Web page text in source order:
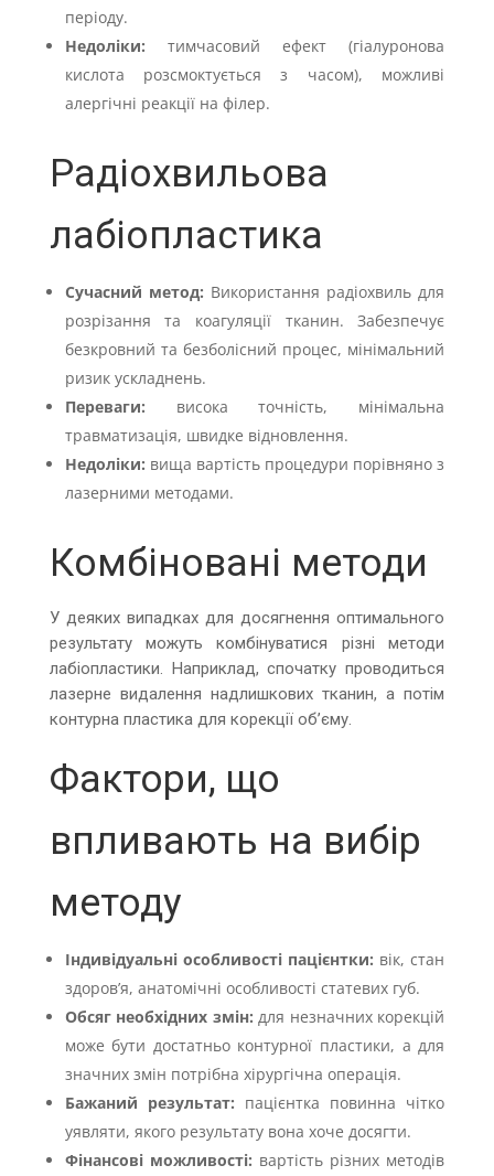
періоду.
Недоліки: тимчасовий ефект (гіалуронова
кислота розсмоктується з часом), можливі
алергічні реакції на філер.
Радіохвильова
лабіопластика
Сучасний метод: Використання радіохвиль для
розрізання та коагуляції тканин. Забезпечує
безкровний та безболісний процес, мінімальний
ризик ускладнень.
Переваги: висока точність, мінімальна
травматизація, швидке відновлення.
Недоліки: вища вартість процедури порівняно з
лазерними методами.
Комбіновані методи
У деяких випадках для досягнення оптимального
результату можуть комбінуватися різні методи
лабіопластики. Наприклад, спочатку проводиться
лазерне видалення надлишкових тканин, а потім
контурна пластика для корекції об’єму.
Фактори, що
впливають на вибір
методу
Індивідуальні особливості пацієнтки: вік, стан
здоров’я, анатомічні особливості статевих губ.
Обсяг необхідних змін: для незначних корекцій
може бути достатньо контурної пластики, а для
значних змін потрібна хірургічна операція.
Бажаний результат: пацієнтка повинна чітко
уявляти, якого результату вона хоче досягти.
Фінансові можливості: вартість різних методів